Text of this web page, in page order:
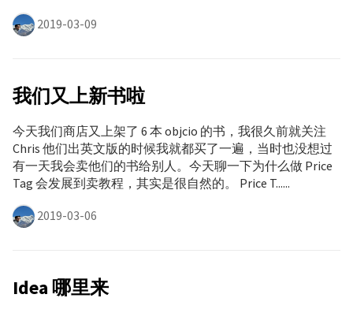
2019-03-09
我们又上新书啦
今天我们商店又上架了 6 本 objcio 的书，我很久前就关注
Chris 他们出英文版的时候我就都买了一遍，当时也没想过
有一天我会卖他们的书给别人。今天聊一下为什么做 Price
Tag 会发展到卖教程，其实是很自然的。 Price T......
2019-03-06
Idea 哪里来